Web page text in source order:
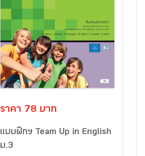
ราคา 78 บาท
แบบฝึกฯ Team Up in English
ม.3